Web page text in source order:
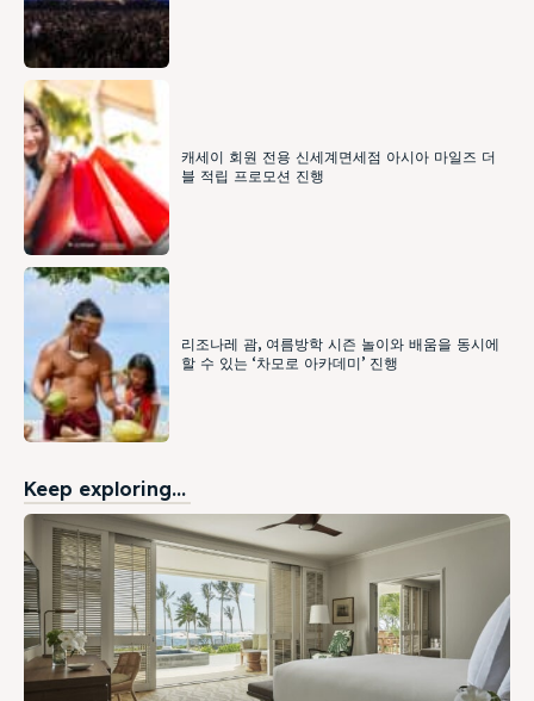
캐세이 회원 전용 신세계면세점 아시아 마일즈 더
블 적립 프로모션 진행
리조나레 괌, 여름방학 시즌 놀이와 배움을 동시에
할 수 있는 ‘차모로 아카데미’ 진행
Keep exploring...